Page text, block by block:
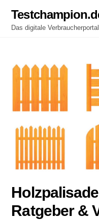
content
Das digitale Verbraucherportal
Ratgeber &